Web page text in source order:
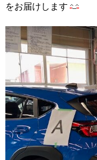
をお届けします